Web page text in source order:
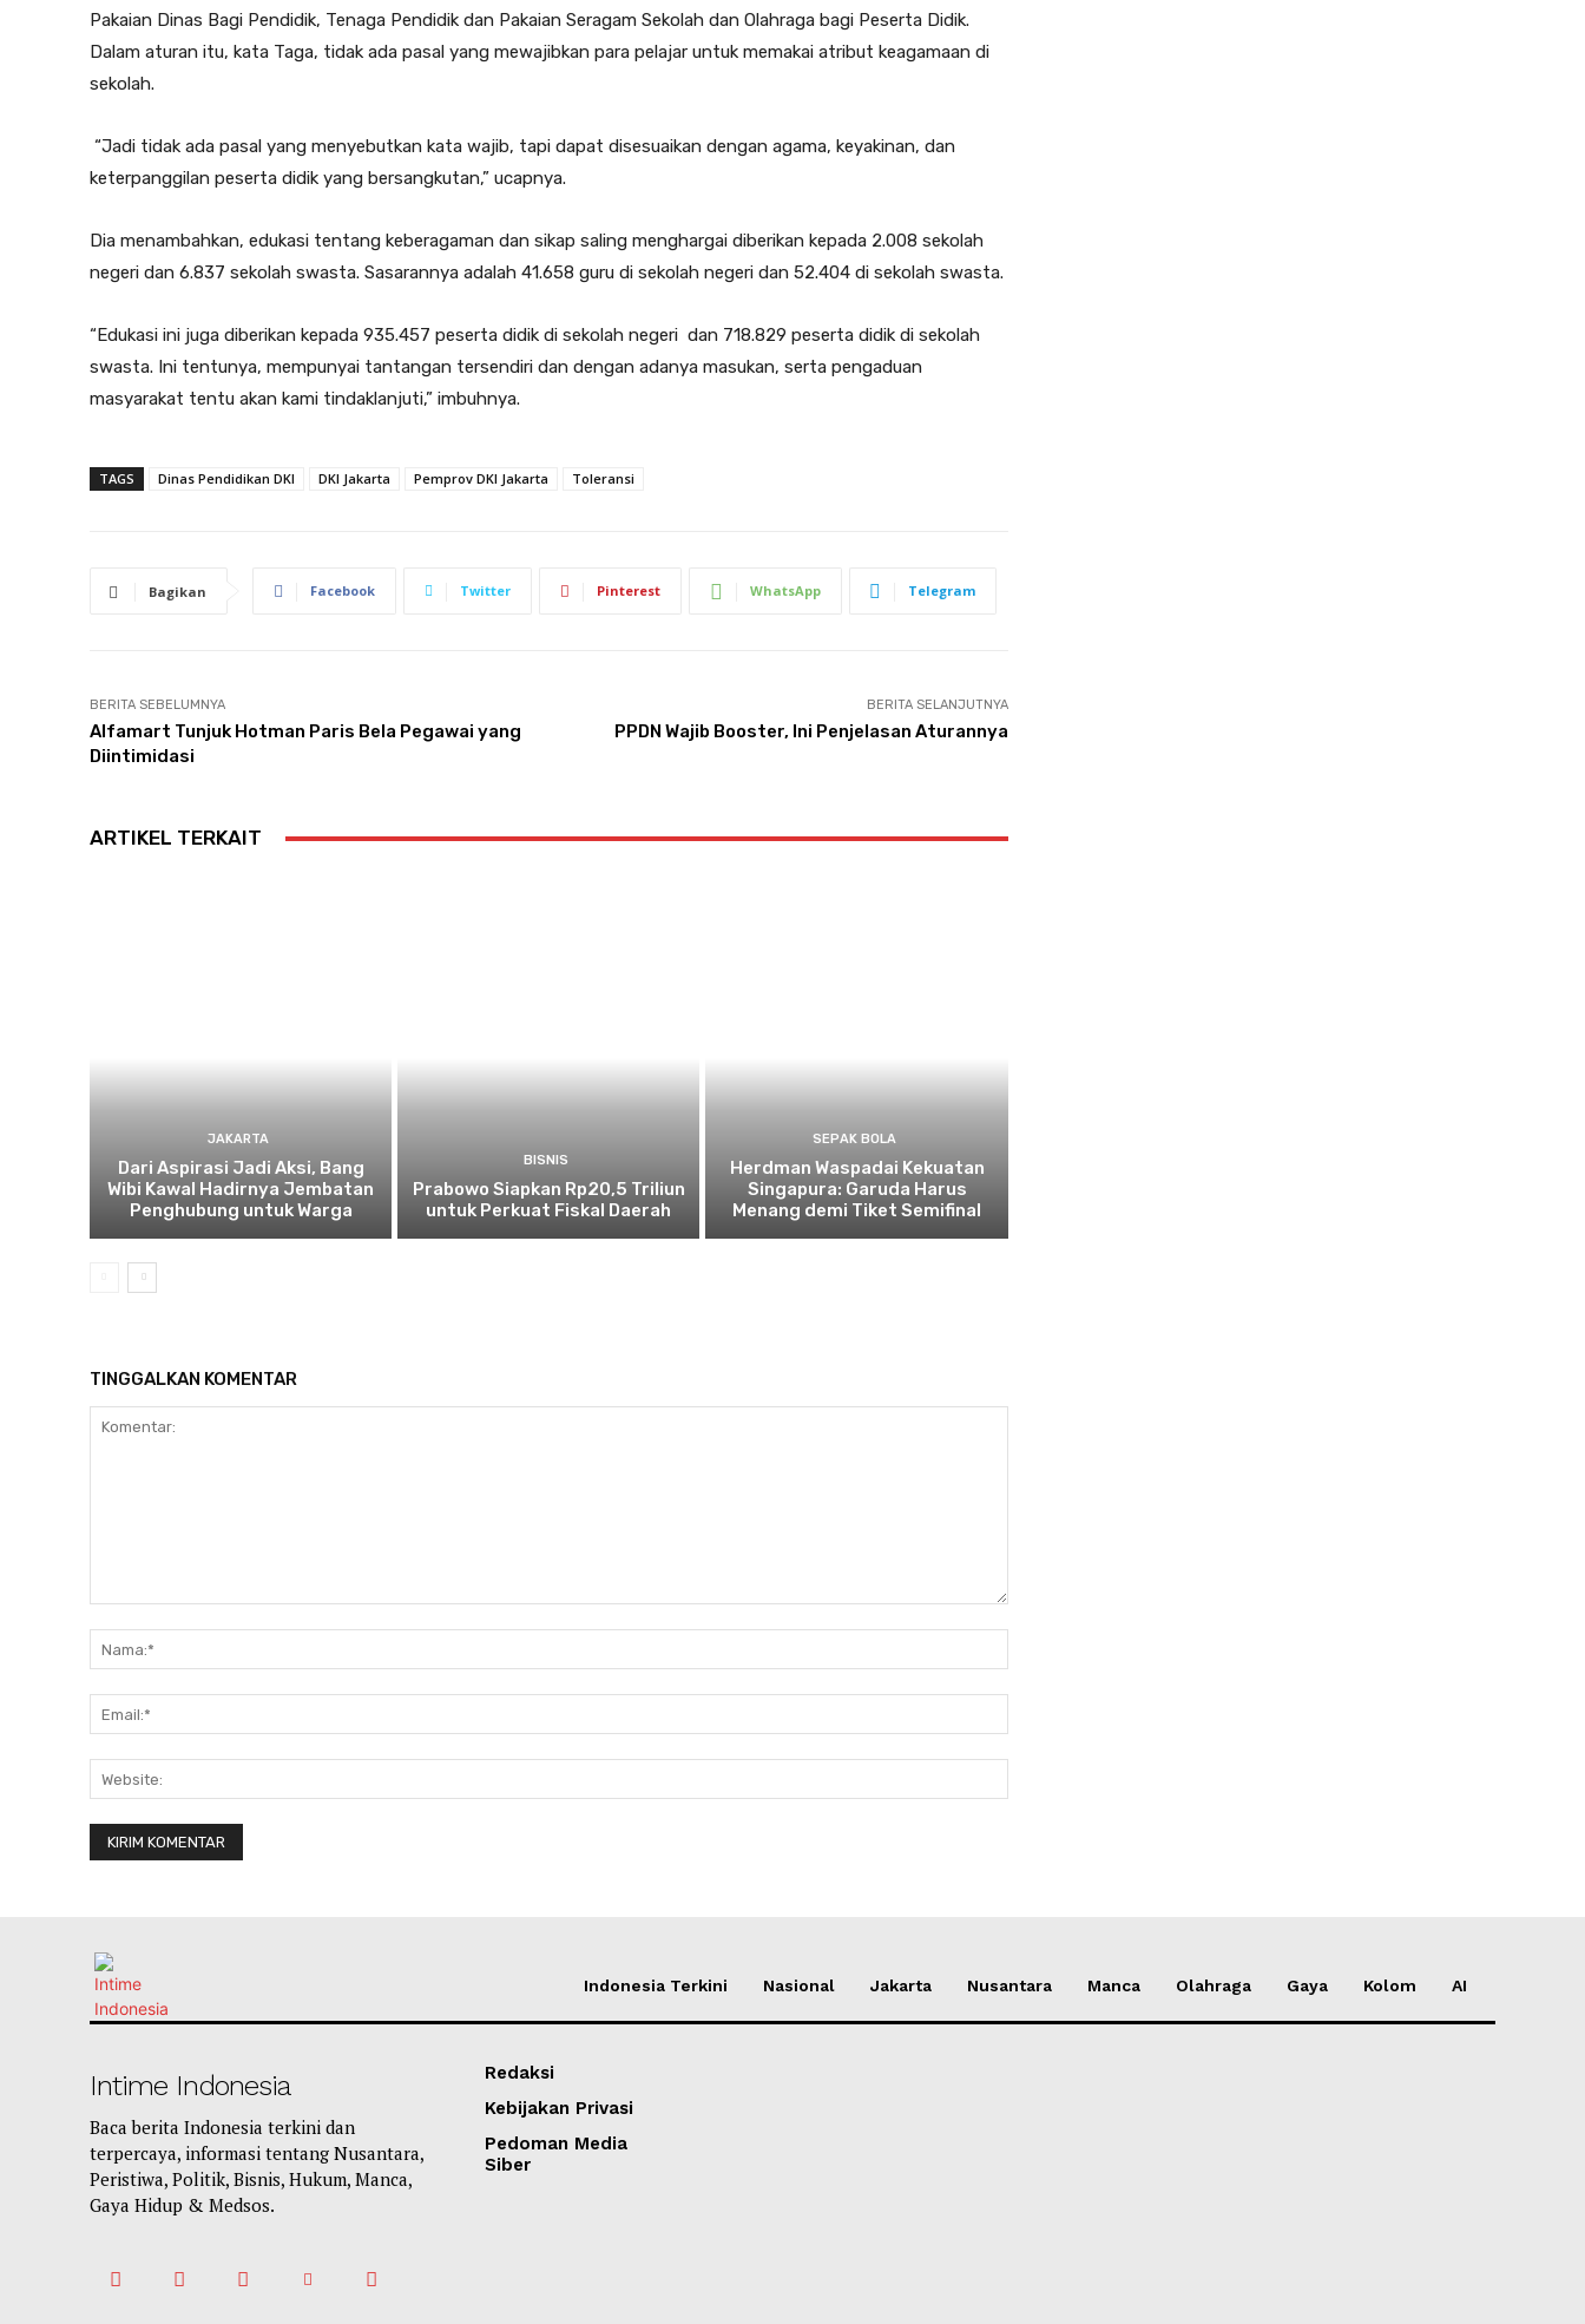
Pakaian Dinas Bagi Pendidik, Tenaga Pendidik dan Pakaian Seragam Sekolah dan Olahraga bagi Peserta Didik.
Dalam aturan itu, kata Taga, tidak ada pasal yang mewajibkan para pelajar untuk memakai atribut keagamaan di
sekolah.
“Jadi tidak ada pasal yang menyebutkan kata wajib, tapi dapat disesuaikan dengan agama, keyakinan, dan
keterpanggilan peserta didik yang bersangkutan,” ucapnya.
Dia menambahkan, edukasi tentang keberagaman dan sikap saling menghargai diberikan kepada 2.008 sekolah
negeri dan 6.837 sekolah swasta. Sasarannya adalah 41.658 guru di sekolah negeri dan 52.404 di sekolah swasta.
“Edukasi ini juga diberikan kepada 935.457 peserta didik di sekolah negeri dan 718.829 peserta didik di sekolah
swasta. Ini tentunya, mempunyai tantangan tersendiri dan dengan adanya masukan, serta pengaduan
masyarakat tentu akan kami tindaklanjuti,” imbuhnya.
TAGS Dinas Pendidikan DKI DKI Jakarta Pemprov DKI Jakarta Toleransi
Bagikan Facebook Twitter Pinterest WhatsApp Telegram
BERITA SEBELUMNYA
Alfamart Tunjuk Hotman Paris Bela Pegawai yang
Diintimidasi
BERITA SELANJUTNYA
PPDN Wajib Booster, Ini Penjelasan Aturannya
ARTIKEL TERKAIT
JAKARTA
Dari Aspirasi Jadi Aksi, Bang
Wibi Kawal Hadirnya Jembatan
Penghubung untuk Warga
BISNIS
Prabowo Siapkan Rp20,5 Triliun
untuk Perkuat Fiskal Daerah
SEPAK BOLA
Herdman Waspadai Kekuatan
Singapura: Garuda Harus
Menang demi Tiket Semifinal
TINGGALKAN KOMENTAR
Indonesia Terkini Nasional Jakarta Nusantara Manca Olahraga Gaya Kolom AI
Intime Indonesia
Baca berita Indonesia terkini dan
terpercaya, informasi tentang Nusantara,
Peristiwa, Politik, Bisnis, Hukum, Manca,
Gaya Hidup & Medsos.
Redaksi
Kebijakan Privasi
Pedoman Media
Siber